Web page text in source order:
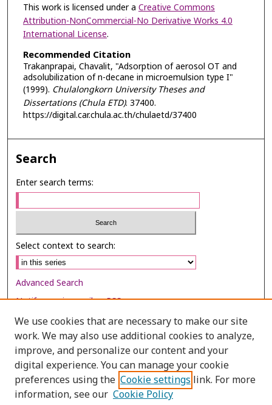
This work is licensed under a Creative Commons
Attribution-NonCommercial-No Derivative Works 4.0
International License.
Recommended Citation
Trakanprapai, Chavalit, "Adsorption of aerosol OT and
adsolubilization of n-decane in microemulsion type I"
(1999). Chulalongkorn University Theses and
Dissertations (Chula ETD). 37400.
https://digital.car.chula.ac.th/chulaetd/37400
Search
Enter search terms:
Select context to search:
Advanced Search
Notify me via email orRSS
Browse
Collections
Disciplines
Authors
We use cookies that are necessary to make our site
work. We may also use additional cookies to analyze,
improve, and personalize our content and your
digital experience. You can manage your cookie
preferences using the Cookie settings link. For more
information, see our Cookie Policy